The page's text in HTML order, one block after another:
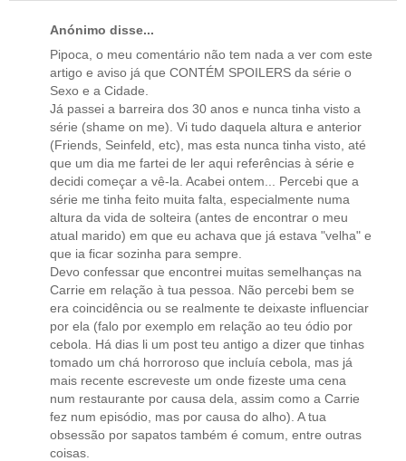
Anónimo disse...
Pipoca, o meu comentário não tem nada a ver com este
artigo e aviso já que CONTÉM SPOILERS da série o
Sexo e a Cidade.
Já passei a barreira dos 30 anos e nunca tinha visto a
série (shame on me). Vi tudo daquela altura e anterior
(Friends, Seinfeld, etc), mas esta nunca tinha visto, até
que um dia me fartei de ler aqui referências à série e
decidi começar a vê-la. Acabei ontem... Percebi que a
série me tinha feito muita falta, especialmente numa
altura da vida de solteira (antes de encontrar o meu
atual marido) em que eu achava que já estava "velha" e
que ia ficar sozinha para sempre.
Devo confessar que encontrei muitas semelhanças na
Carrie em relação à tua pessoa. Não percebi bem se
era coincidência ou se realmente te deixaste influenciar
por ela (falo por exemplo em relação ao teu ódio por
cebola. Há dias li um post teu antigo a dizer que tinhas
tomado um chá horroroso que incluía cebola, mas já
mais recente escreveste um onde fizeste uma cena
num restaurante por causa dela, assim como a Carrie
fez num episódio, mas por causa do alho). A tua
obsessão por sapatos também é comum, entre outras
coisas.